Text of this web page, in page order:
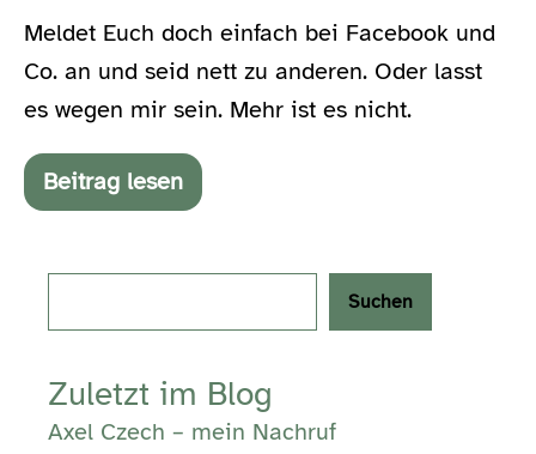
Meldet Euch doch einfach bei Facebook und
Co. an und seid nett zu anderen. Oder lasst
es wegen mir sein. Mehr ist es nicht.
Beitrag lesen
Ravensburger
kann
Suchen
Zuletzt im Blog
Axel Czech – mein Nachruf